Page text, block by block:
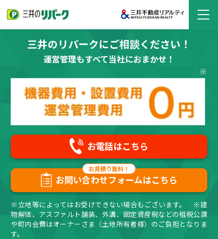
三井のリパークにご相談ください！
運営管理もすべて当社におまかせ！
お電話はこちら
お問い合わせフォームはこちら
※立地等によってはお受けできない場合もございます。 ※建
物解体、アスファルト舗装、外溝、固定資産税などの租税公課
や町内会費はオーナーさま（土地所有者様）のご負担となりま
す。